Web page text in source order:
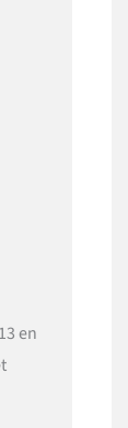
en